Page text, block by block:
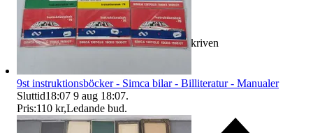
Ersättning om varan inte är som beskriven
9st instruktionsböcker - Simca bilar - Billiteratur - Manualer
Sluttid18:07 9 aug 18:07.
Pris:110 kr,Ledande bud.